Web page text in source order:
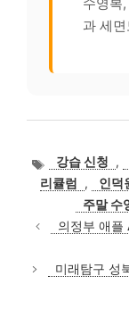
과 세
태
그
강습 신청 ,
리큘럼
, 인덕
주말 수
의정부 애플
미래탐구 성